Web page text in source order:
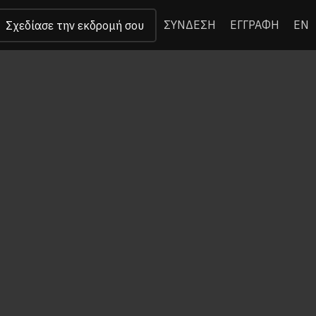
Σχεδίασε την εκδρομή σου ΣΥΝΔΕΣΗ ΕΓΓΡΑΦΗ EN